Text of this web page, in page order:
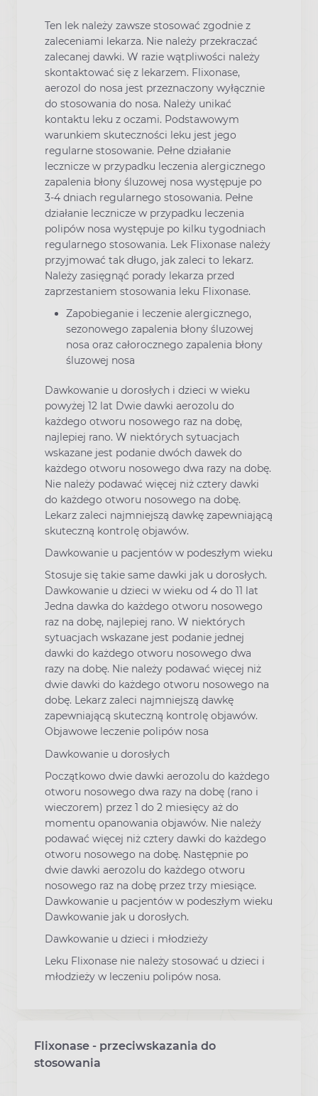
Ten lek należy zawsze stosować zgodnie z
zaleceniami lekarza. Nie należy przekraczać
zalecanej dawki. W razie wątpliwości należy
skontaktować się z lekarzem. Flixonase,
aerozol do nosa jest przeznaczony wyłącznie
do stosowania do nosa. Należy unikać
kontaktu leku z oczami. Podstawowym
warunkiem skuteczności leku jest jego
regularne stosowanie. Pełne działanie
lecznicze w przypadku leczenia alergicznego
zapalenia błony śluzowej nosa występuje po
3-4 dniach regularnego stosowania. Pełne
działanie lecznicze w przypadku leczenia
polipów nosa występuje po kilku tygodniach
regularnego stosowania. Lek Flixonase należy
przyjmować tak długo, jak zaleci to lekarz.
Należy zasięgnąć porady lekarza przed
zaprzestaniem stosowania leku Flixonase.
Zapobieganie i leczenie alergicznego,
sezonowego zapalenia błony śluzowej
nosa oraz całorocznego zapalenia błony
śluzowej nosa
Dawkowanie u dorosłych i dzieci w wieku
powyżej 12 lat Dwie dawki aerozolu do
każdego otworu nosowego raz na dobę,
najlepiej rano. W niektórych sytuacjach
wskazane jest podanie dwóch dawek do
każdego otworu nosowego dwa razy na dobę.
Nie należy podawać więcej niż cztery dawki
do każdego otworu nosowego na dobę.
Lekarz zaleci najmniejszą dawkę zapewniającą
skuteczną kontrolę objawów.
Dawkowanie u pacjentów w podeszłym wieku
Stosuje się takie same dawki jak u dorosłych.
Dawkowanie u dzieci w wieku od 4 do 11 lat
Jedna dawka do każdego otworu nosowego
raz na dobę, najlepiej rano. W niektórych
sytuacjach wskazane jest podanie jednej
dawki do każdego otworu nosowego dwa
razy na dobę. Nie należy podawać więcej niż
dwie dawki do każdego otworu nosowego na
dobę. Lekarz zaleci najmniejszą dawkę
zapewniającą skuteczną kontrolę objawów.
Objawowe leczenie polipów nosa
Dawkowanie u dorosłych
Początkowo dwie dawki aerozolu do każdego
otworu nosowego dwa razy na dobę (rano i
wieczorem) przez 1 do 2 miesięcy aż do
momentu opanowania objawów. Nie należy
podawać więcej niż cztery dawki do każdego
otworu nosowego na dobę. Następnie po
dwie dawki aerozolu do każdego otworu
nosowego raz na dobę przez trzy miesiące.
Dawkowanie u pacjentów w podeszłym wieku
Dawkowanie jak u dorosłych.
Dawkowanie u dzieci i młodzieży
Leku Flixonase nie należy stosować u dzieci i
młodzieży w leczeniu polipów nosa.
Flixonase - przeciwskazania do
stosowania